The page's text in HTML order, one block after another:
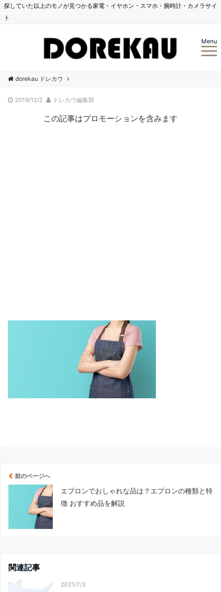
探していた以上のモノが見つかる家電・イヤホン・スマホ・腕時計・カメラサイ
ト
Menu
dorekau ドレカウ
2019/12/2 ドレカウ編集部
この記事はプロモーションを含みます
前のページへ
エプロンでおしゃれな品は？エプロンの種類と特
徴 おすすめ品を解説
関連記事
2021/7/3